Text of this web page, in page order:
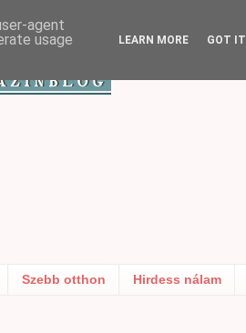
Szebb otthon Hirdess nálam
agent
usage
LEARN MORE GOT IT